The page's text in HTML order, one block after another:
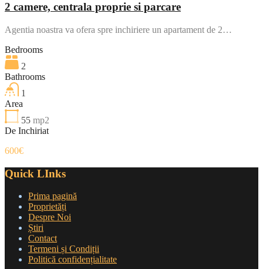
2 camere, centrala proprie si parcare
Agentia noastra va ofera spre inchiriere un apartament de 2…
Bedrooms
2
Bathrooms
1
Area
55 mp2
De Inchiriat
600€
Quick LInks
Prima pagină
Proprietăți
Despre Noi
Știri
Contact
Termeni și Condiții
Politică confidențialitate